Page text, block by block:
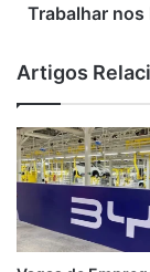
Trabalhar nos
Artigos